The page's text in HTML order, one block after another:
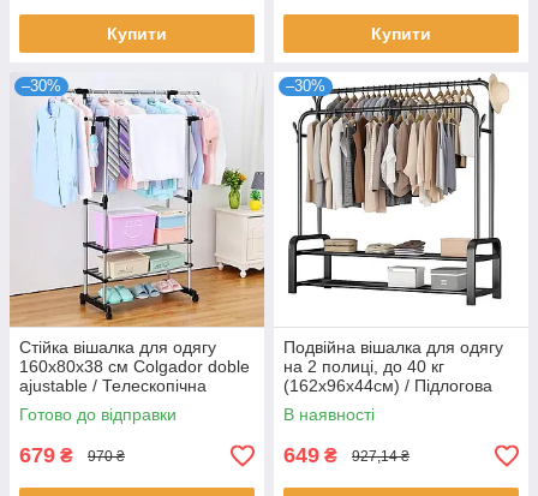
Купити Купити
–30%
Стійка вішалка для одягу
160х80х38 см Colgador doble
ajustable / Телескопічна
пересувна вішалка
Готово до відправки
679 ₴ 970 ₴
–30%
Подвійна вішалка для одягу
на 2 полиці, до 40 кг
(162х96х44см) / Підлогова
стійка для одягу / Стійка-
вішалка
В наявності
649 ₴ 927,14 ₴